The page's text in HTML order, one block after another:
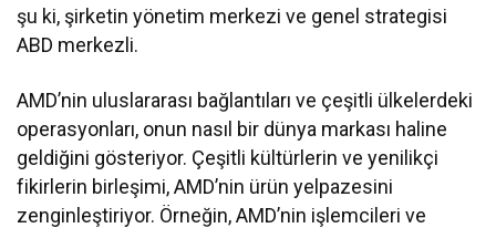
şu ki, şirketin yönetim merkezi ve genel strategisi
ABD merkezli.
AMD’nin uluslararası bağlantıları ve çeşitli ülkelerdeki
operasyonları, onun nasıl bir dünya markası haline
geldiğini gösteriyor. Çeşitli kültürlerin ve yenilikçi
fikirlerin birleşimi, AMD’nin ürün yelpazesini
zenginleştiriyor. Örneğin, AMD’nin işlemcileri ve